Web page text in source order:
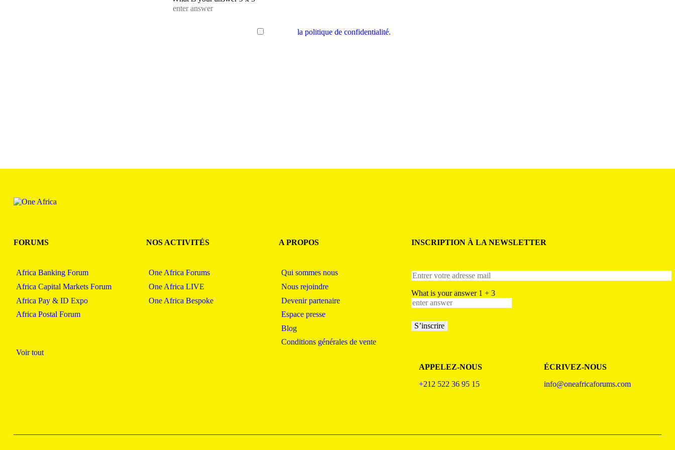
la politique de confidentialité.
FORUMS
Africa Banking Forum
Africa Capital Markets Forum
Africa Pay & ID Expo
Africa Postal Forum
Voir tout
NOS ACTIVITÉS
One Africa Forums
One Africa LIVE
One Africa Bespoke
A PROPOS
Qui sommes nous
Nous rejoindre
Devenir partenaire
Espace presse
Blog
Conditions générales de vente
INSCRIPTION À LA NEWSLETTER
What is your answer 1 + 3
APPELEZ-NOUS
+212 522 36 95 15
ÉCRIVEZ-NOUS
info@oneafricaforums.com